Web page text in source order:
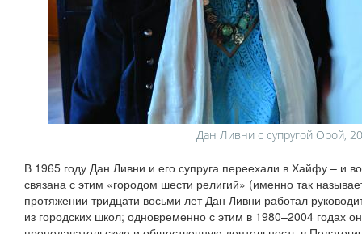
Дан Ливни с супругой Орой,
В 1965 году Дан Ливни и его супруга переехали в Хайфу – и
связана с этим «городом шести религий» (именно так
протяжении тридцати восьми лет Дан Ливни работал
из городских школ; одновременно с этим в 1980–2004 годах